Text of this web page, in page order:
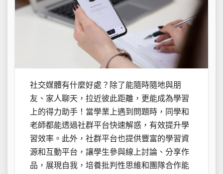
社交媒體有什麼好處？除了能隨時隨地與朋
友、家人聊天，拉近彼此距離，更能成為學習
上的得力助手！當學業上遇到問題時，同學和
老師都能透過社群平台快速解惑，有效提升學
習效率。此外，社群平台也提供豐富的學習資
源和互動平台，讓學生參與線上討論、分享作
品，展現自我，培養批判性思維和團隊合作能